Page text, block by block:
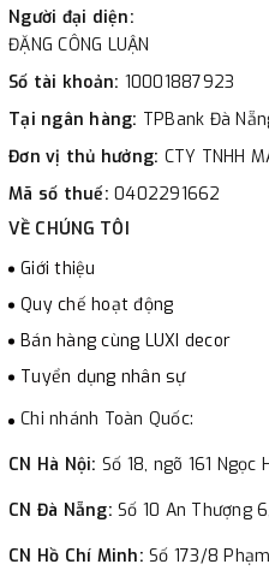
Người đại diện:
ĐẶNG CÔNG LUẬN
Số tài khoản: 10001887923
Tại ngân hàng: TPBank Đà
Đơn vị thủ hưởng: CTY TNHH
Mã số thuế: 0402291662
VỀ CHÚNG TÔI
Giới thiệu
Quy chế hoạt động
Bán hàng cùng LUXI decor
Tuyển dụng nhân sự
Chi nhánh Toàn Quốc:
CN Hà Nội: Số 18, ngõ 161 Ngọc
CN Đà Nẵng: Số 10 An Thượng
CN Hồ Chí Minh: Số 173/8